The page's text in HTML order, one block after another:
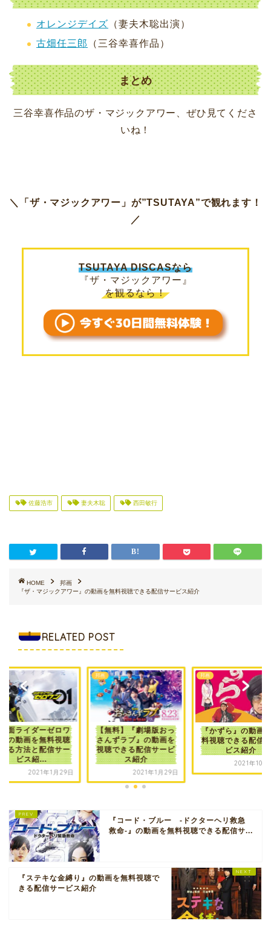
オレンジデイズ （妻夫木聡出演）
古畑任三郎
（三谷幸喜作品）
まとめ
三谷幸喜作品のザ・マジックアワー、ぜひ見てくださ
いね！
＼「ザ・マジックアワー」が”TSUTAYA”で観れます！
／
TSUTAYA DISCASなら
『ザ・マジックアワー』
を観るなら！
佐藤浩市 妻夫木聡 西田敏行
HOME
邦画
『ザ・マジックアワー』の動画を無料視聴できる配信サービス紹介
RELATED POST
面ライダーゼロワ
の動画を無料視聴
る方法と配信サー
ビス紹...
2021年1月29日
邦画
【無料】『劇場版おっ
さんずラブ』の動画を
視聴できる配信サービ
ス紹介
2021年1月29日
邦画
『かずら』の動画
料視聴できる配信
ビス紹介
2021年10月
『コード・ブルー -ドクターヘリ救急
救命-』の動画を無料視聴できる配信サ...
『ステキな金縛り』の動画を無料視聴で
きる配信サービス紹介